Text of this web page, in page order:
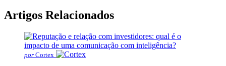
Artigos Relacionados
por Cortex